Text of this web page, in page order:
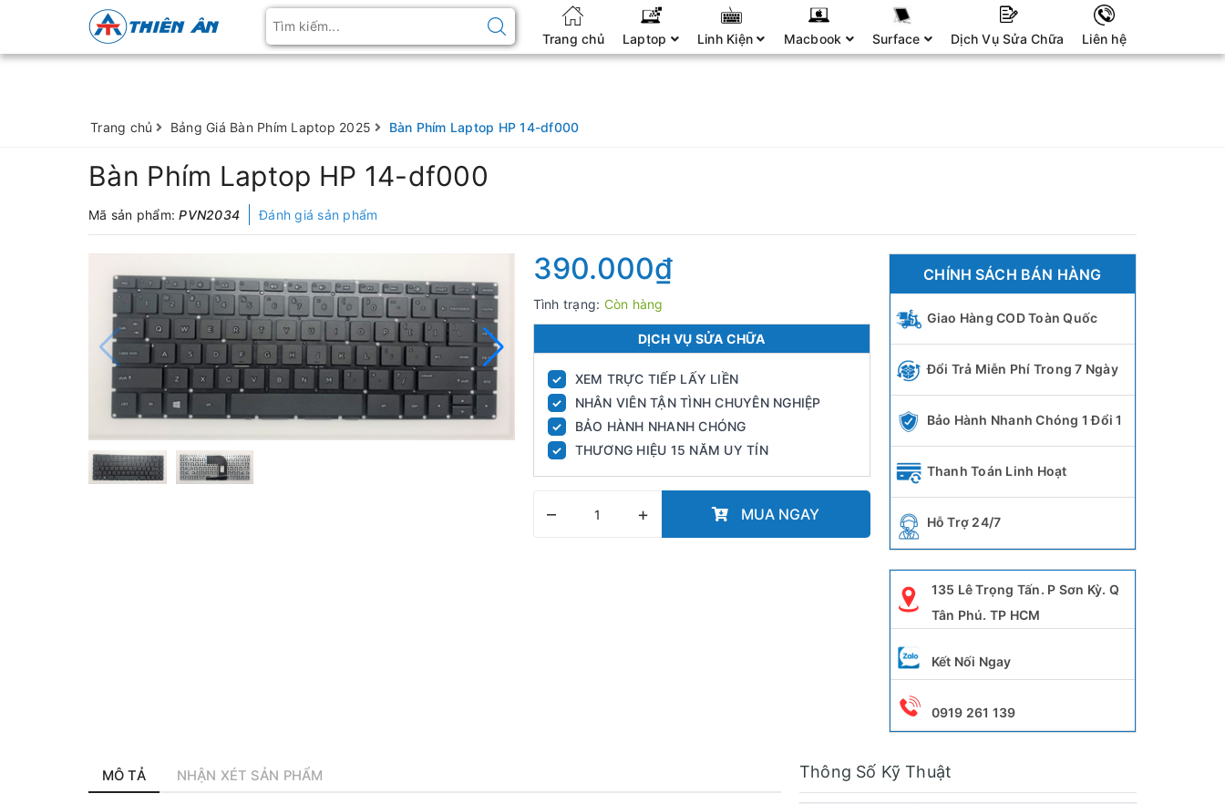
Trang chủ Laptop Linh Kiện Macbook Surface Dịch Vụ Sửa Chữa Liên hệ
Trang chủ Bảng Giá Bàn Phím Laptop 2025 Bàn Phím Laptop HP 14-df000
Bàn Phím Laptop HP 14-df000
Mã sản phẩm:PVN2034 Đánh giá sản phẩm
390.000₫
Tình trạng: Còn hàng
DỊCH VỤ SỬA CHỮA
✓ XEM TRỰC TIẾP LẤY LIỀN
✓ NHÂN VIÊN TẬN TÌNH CHUYÊN NGHIỆP
✓ BẢO HÀNH NHANH CHÓNG
✓ THƯƠNG HIỆU 15 NĂM UY TÍN
– + MUA NGAY
CHÍNH SÁCH BÁN HÀNG
Giao Hàng COD Toàn Quốc
Đổi Trả Miễn Phí Trong 7 Ngày
Bảo Hành Nhanh Chóng 1 Đổi 1
Thanh Toán Linh Hoạt
Hỗ Trợ 24/7
135 Lê Trọng Tấn. P Sơn Kỳ. Q
Tân Phú. TP HCM
Kết Nối Ngay
0919 261 139
MÔ TẢ NHẬN XÉT SẢN PHẨM Thông Số Kỹ Thuật